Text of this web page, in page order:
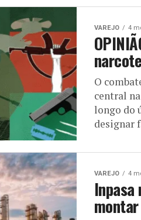
VAREJO 4
O
central
longo do
designar
VAREJO 4